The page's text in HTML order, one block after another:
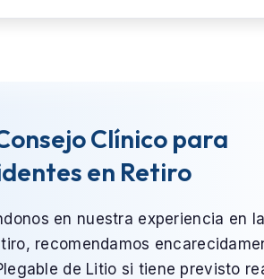
Clínico para
en Retiro
en nuestra experiencia en
, recomendamos
de Litio si tiene previsto